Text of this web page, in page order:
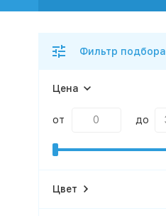
Фильтр подбора
Цена
от до
Цвет